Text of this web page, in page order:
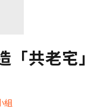
共老宅」
組